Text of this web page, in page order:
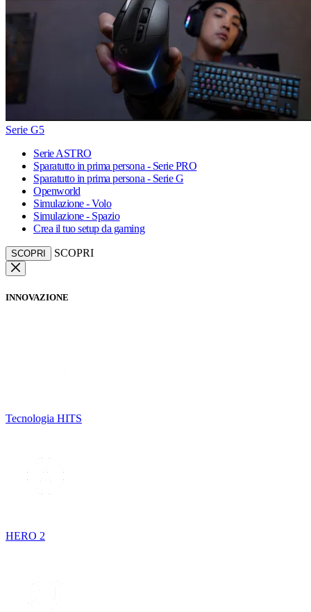
Serie G5
Serie ASTRO
Sparatutto in prima persona - Serie PRO
Sparatutto in prima persona - Serie G
Openworld
Simulazione - Volo
Simulazione - Spazio
Crea il tuo setup da gaming
SCOPRI SCOPRI
INNOVAZIONE
Tecnologia HITS
HERO 2